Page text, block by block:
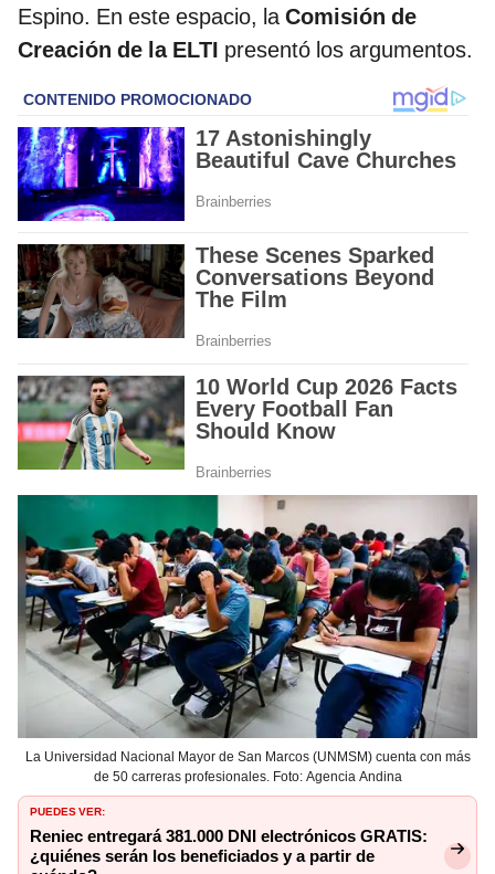
Espino. En este espacio, la Comisión de
Creación de la ELTI presentó los argumentos.
La Universidad Nacional Mayor de San Marcos (UNMSM) cuenta con más
de 50 carreras profesionales. Foto: Agencia Andina
PUEDES VER:
Reniec entregará 381.000 DNI electrónicos GRATIS:
¿quiénes serán los beneficiados y a partir de